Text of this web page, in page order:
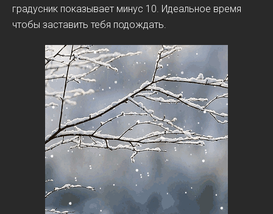
градусник показывает минус 10. Идеальное время
чтобы заставить тебя подождать.